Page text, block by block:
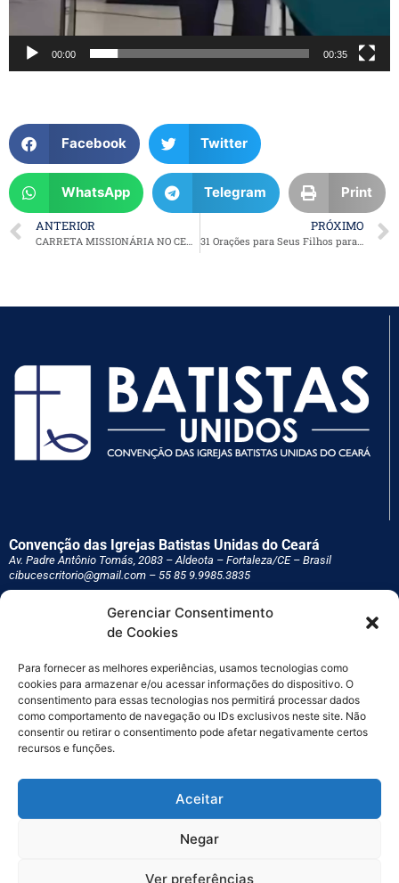
Gerenciar Consentimento
de Cookies
Para fornecer as melhores experiências, usamos tecnologias como
cookies para armazenar e/ou acessar informações do dispositivo. O
consentimento para essas tecnologias nos permitirá processar dados
como comportamento de navegação ou IDs exclusivos neste site. Não
consentir ou retirar o consentimento pode afetar negativamente certos
recursos e funções.
Aceitar
Negar
Ver preferências
00:00 00:35
Facebook Twitter
WhatsApp Telegram Print
ANTERIOR PRÓXIMO
31 Orações para Seus Filhos para Cada Dia do Mês
Convenção das Igrejas Batistas Unidas do Ceará
Av. Padre Antônio Tomás, 2083 – Aldeota – Fortaleza/CE – Brasil
cibucescritorio@gmail.com – 55 85 9.9985.3835
Servimos às Igrejas associadas, planejando, coordenando e administrando
programas cooperativos de interesse dessas Igrejas e as auxiliamos na
pertinentes ao cumprimento de sua missão como comunidade local e como
agência de evangelização do mundo.
©2024 Convenção das Igrejas Batistas Unidas do Ceará –